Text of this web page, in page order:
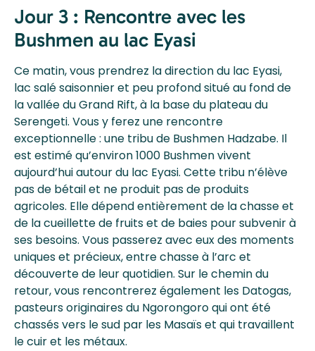
Jour 3 : Rencontre avec les
Bushmen au lac Eyasi
Ce matin, vous prendrez la direction du lac Eyasi,
lac salé saisonnier et peu profond situé au fond de
la vallée du Grand Rift, à la base du plateau du
Serengeti. Vous y ferez une rencontre
exceptionnelle : une tribu de Bushmen Hadzabe. Il
est estimé qu’environ 1000 Bushmen vivent
aujourd’hui autour du lac Eyasi. Cette tribu n’élève
pas de bétail et ne produit pas de produits
agricoles. Elle dépend entièrement de la chasse et
de la cueillette de fruits et de baies pour subvenir à
ses besoins. Vous passerez avec eux des moments
uniques et précieux, entre chasse à l’arc et
découverte de leur quotidien. Sur le chemin du
retour, vous rencontrerez également les Datogas,
pasteurs originaires du Ngorongoro qui ont été
chassés vers le sud par les Masaïs et qui travaillent
le cuir et les métaux.